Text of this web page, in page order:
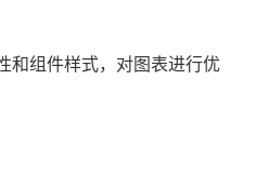
和组件样式，对图表进行优